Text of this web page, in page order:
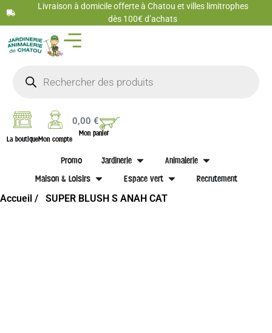
Livraison à domicile offerte à Chatou et villes limitrophes
dès 100€ d’achats
La boutiqueMon compte
0,00€
Mon panier
Promo Jardinerie
Animalerie
Maison & Loisirs
Espace vert Recrutement
Accueil / SUPER BLUSH S ANAH CAT